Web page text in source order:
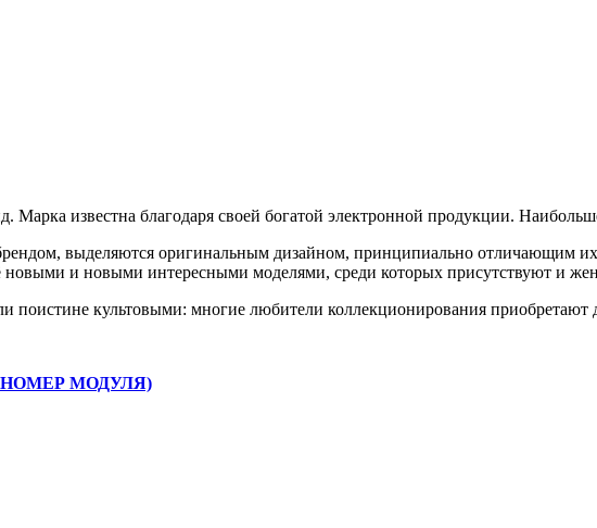
известна благодаря своей богатой электронной продукции.
выделяются оригинальным дизайном, принципиально отличающим
новыми и новыми интересными моделями, среди которых присутствуют и
поистине культовыми: многие любители коллекционирования
НОМЕР МОДУЛЯ)